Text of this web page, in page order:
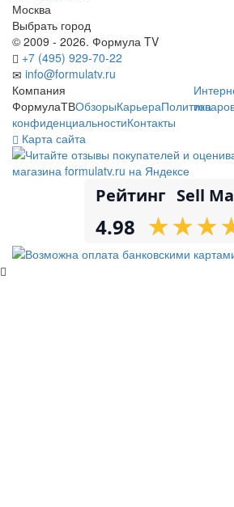
Москва
Выбрать город
© 2009 - 2026. Формула TV
+7 (495) 929-70-22
info@formulatv.ru
Компания
ФормулаТВОбзорыКарьераПолитика
конфиденциальностиКонтакты
Карта сайта
Рейтинг Sell
4.98 ★
★★
★★
★